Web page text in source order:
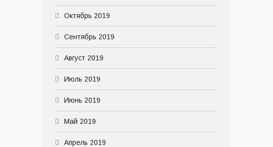
Октябрь 2019
Сентябрь 2019
Август 2019
Июль 2019
Июнь 2019
Май 2019
Апрель 2019